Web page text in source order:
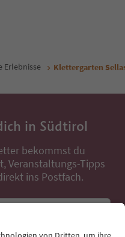
Erlebnisse Klettergarten
in Südtirol
bekommst du
Veranstaltungs-Tipps
ins Postfach.